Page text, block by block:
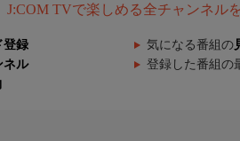
J:COM TVで楽しめる全チャンネル
登録 気になる番組の
ネル 登録した番組の